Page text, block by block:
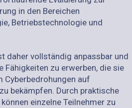
in den Bereichen
Betriebstechnologie und
daher vollständig anpassbar und
Fähigkeiten zu erwerben, die sie
Cyberbedrohungen auf
bekämpfen. Durch praktische
einzelne Teilnehmer zu